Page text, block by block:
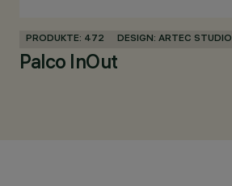
PRODUKTE: 472 DESIGN: ARTEC STUDIO
Palco InOut